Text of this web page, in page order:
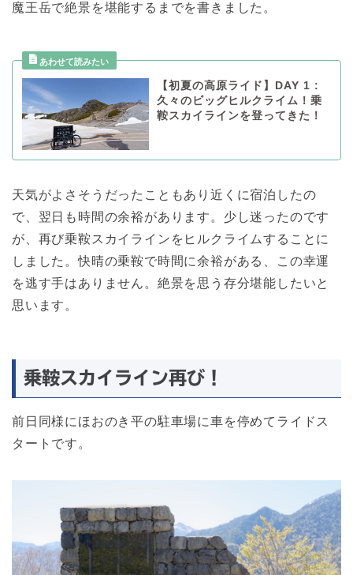
魔王岳で絶景を堪能するまでを書きました。
【初夏の高原ライド】DAY 1 :
久々のビッグヒルクライム！乗
鞍スカイラインを登ってきた！
天気がよさそうだったこともあり近くに宿泊したの
で、翌日も時間の余裕があります。少し迷ったのです
が、再び乗鞍スカイラインをヒルクライムすることに
しました。快晴の乗鞍で時間に余裕がある、この幸運
を逃す手はありません。絶景を思う存分堪能したいと
思います。
乗鞍スカイライン再び！
前日同様にほおのき平の駐車場に車を停めてライドス
タートです。